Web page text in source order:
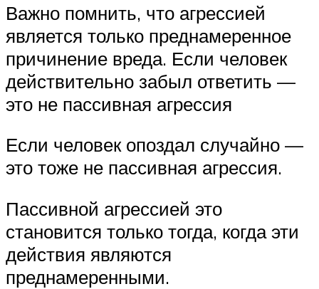
Важно помнить, что агрессией
является только преднамеренное
причинение вреда. Если человек
действительно забыл ответить —
это не пассивная агрессия
Если человек опоздал случайно —
это тоже не пассивная агрессия.
Пассивной агрессией это
становится только тогда, когда эти
действия являются
преднамеренными.